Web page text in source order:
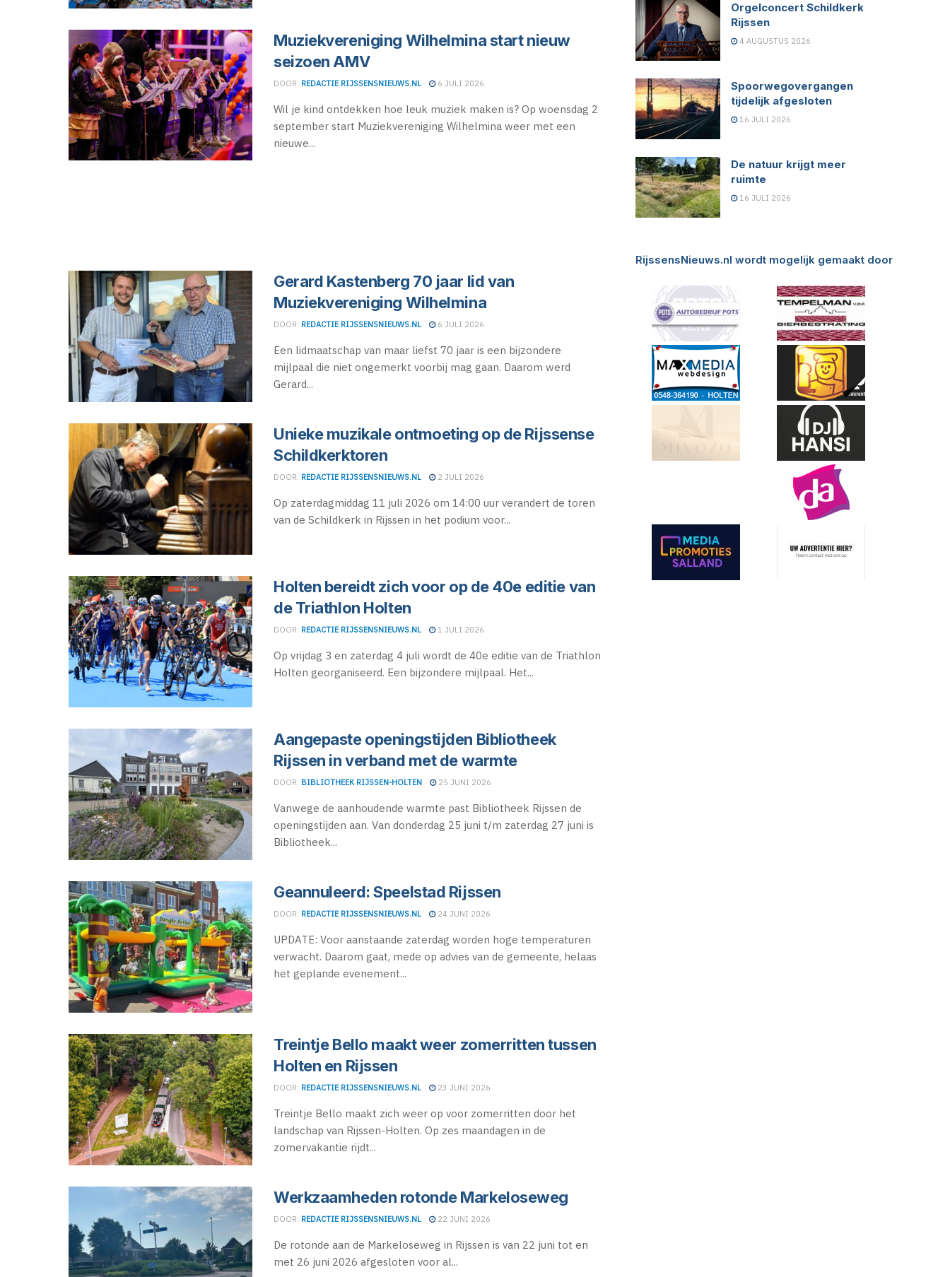
Muziekvereniging Wilhelmina start nieuw
seizoen AMV
DOOR: REDACTIE RIJSSENSNIEUWS.NL 6 JULI 2026
Wil je kind ontdekken hoe leuk muziek maken is? Op woensdag 2
september start Muziekvereniging Wilhelmina weer met een
nieuwe...
Gerard Kastenberg 70 jaar lid van
Muziekvereniging Wilhelmina
DOOR: REDACTIE RIJSSENSNIEUWS.NL 6 JULI 2026
Een lidmaatschap van maar liefst 70 jaar is een bijzondere
mijlpaal die niet ongemerkt voorbij mag gaan. Daarom werd
Gerard...
Unieke muzikale ontmoeting op de Rijssense
Schildkerktoren
DOOR: REDACTIE RIJSSENSNIEUWS.NL 2 JULI 2026
Op zaterdagmiddag 11 juli 2026 om 14:00 uur verandert de toren
van de Schildkerk in Rijssen in het podium voor...
Holten bereidt zich voor op de 40e editie van
de Triathlon Holten
DOOR: REDACTIE RIJSSENSNIEUWS.NL 1 JULI 2026
Op vrijdag 3 en zaterdag 4 juli wordt de 40e editie van de Triathlon
Holten georganiseerd. Een bijzondere mijlpaal. Het...
Aangepaste openingstijden Bibliotheek
Rijssen in verband met de warmte
DOOR: BIBLIOTHEEK RIJSSEN-HOLTEN 25 JUNI 2026
Vanwege de aanhoudende warmte past Bibliotheek Rijssen de
openingstijden aan. Van donderdag 25 juni t/m zaterdag 27 juni is
Bibliotheek...
Geannuleerd: Speelstad Rijssen
DOOR: REDACTIE RIJSSENSNIEUWS.NL 24 JUNI 2026
UPDATE: Voor aanstaande zaterdag worden hoge temperaturen
verwacht. Daarom gaat, mede op advies van de gemeente, helaas
het geplande evenement...
Treintje Bello maakt weer zomerritten tussen
Holten en Rijssen
DOOR: REDACTIE RIJSSENSNIEUWS.NL 23 JUNI 2026
Treintje Bello maakt zich weer op voor zomerritten door het
landschap van Rijssen-Holten. Op zes maandagen in de
zomervakantie rijdt...
Werkzaamheden rotonde Markeloseweg
DOOR: REDACTIE RIJSSENSNIEUWS.NL 22 JUNI 2026
De rotonde aan de Markeloseweg in Rijssen is van 22 juni tot en
met 26 juni 2026 afgesloten voor al...
Orgelconcert Schildkerk
Rijssen
4 AUGUSTUS 2026
Spoorwegovergangen
tijdelijk afgesloten
16 JULI 2026
De natuur krijgt meer
ruimte
16 JULI 2026
RijssensNieuws.nl wordt mogelijk gemaakt door